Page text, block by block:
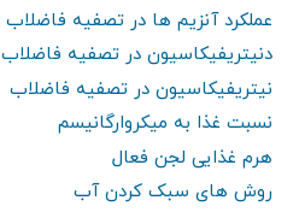
عملکرد آنزیم ها در تصفیه فاضلاب
دنیتریفیکاسیون در تصفیه فاضلاب
نیتریفیکاسیون در تصفیه فاضلاب
نسبت غذا به میکروارگانیسم
هرم غذایی لجن فعال
روش های سبک کردن آب